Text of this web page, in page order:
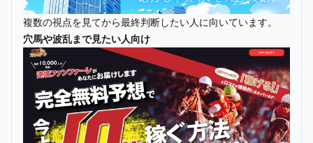
複数の視点を見てから最終判断したい人に向いています。
穴馬や波乱まで見たい人向け